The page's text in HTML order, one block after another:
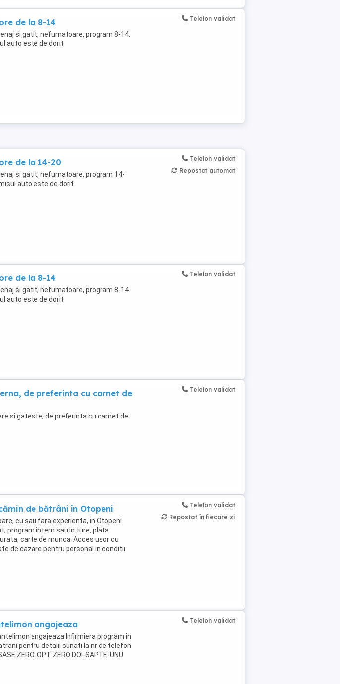
de la 8-14
si gatit, nefumatoare, program 8-14.
auto este de dorit
Telefon validat
de la 14-20
si gatit, nefumatoare, program 14-
auto este de dorit
Telefon validat
Repostat automat
de la 8-14
si gatit, nefumatoare, program 8-14.
auto este de dorit
Telefon validat
de preferinta cu carnet de
si gateste, de preferinta cu carnet de
Telefon validat
de bătrâni în Otopeni
cu sau fara experienta, in Otopeni
program intern sau in ture, plata
carte de munca. Acces usor cu
de cazare pentru personal in conditii
...
Telefon validat
Repostat în fiecare zi
angajeaza
angajeaza Infirmiera program in
pentru detalii sunati la nr de telefon
ZERO-OPT-ZERO DOI-SAPTE-UNU
Telefon validat